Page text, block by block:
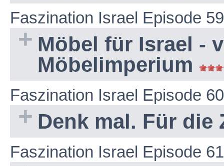
Faszination Israel Episode 59
Möbel für Israel -
Möbelimperium
Faszination Israel Episode 60
Denk mal. Für die
Faszination Israel Episode 61